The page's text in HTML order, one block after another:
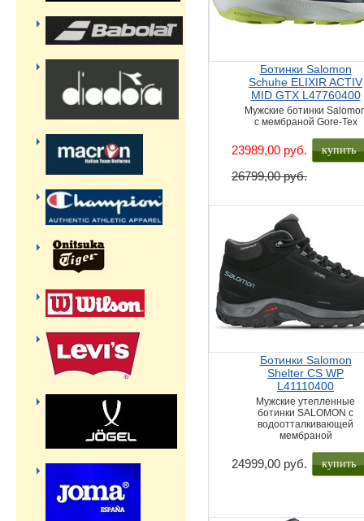
Ботинки Salomon
Schuhe ELIXIR ACTIV
MID GTX L47760400
Мужские ботинки
с мембраной Gore-Tex
23989,00 руб.
26799,00 руб.
купить
Ботинки Salomon
Shelter CS WP
L41110400
Мужские утепленные
ботинки SALOMON с
водоотталкивающей
мембраной
24999,00 руб. купить